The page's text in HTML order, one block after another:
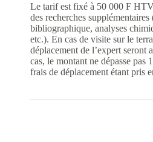
Le tarif est fixé à 50 000 F
des recherches supplémentaires
bibliographique, analyses
etc.). En cas de visite sur le
déplacement de l’expert seront
cas, le montant ne dépasse
frais de déplacement étant pris